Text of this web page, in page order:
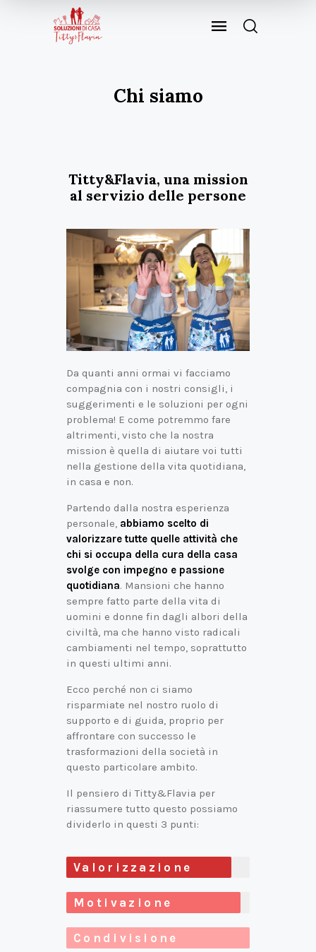
Chi siamo
Titty&Flavia, una mission
al servizio delle persone
Da quanti anni ormai vi facciamo
compagnia con i nostri consigli, i
suggerimenti e le soluzioni per ogni
problema! E come potremmo fare
altrimenti, visto che la nostra
mission è quella di aiutare voi tutti
nella gestione della vita quotidiana,
in casa e non.
Partendo dalla nostra esperienza
personale, abbiamo scelto di
valorizzare tutte quelle attività che
chi si occupa della cura della casa
svolge con impegno e passione
quotidiana. Mansioni che hanno
sempre fatto parte della vita di
uomini e donne fin dagli albori della
civiltà, ma che hanno visto radicali
cambiamenti nel tempo, soprattutto
in questi ultimi anni.
Ecco perché non ci siamo
risparmiate nel nostro ruolo di
supporto e di guida, proprio per
affrontare con successo le
trasformazioni della società in
questo particolare ambito.
Il pensiero di Titty&Flavia per
riassumere tutto questo possiamo
dividerlo in questi 3 punti:
Valorizzazione
Motivazione
Condivisione